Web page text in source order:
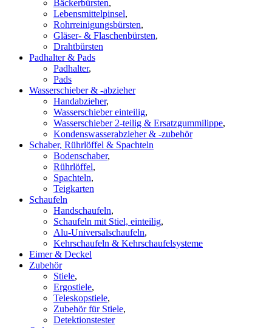
Bäckerbürsten,
Lebensmittelpinsel,
Rohrreinigungsbürsten,
Gläser- & Flaschenbürsten,
Drahtbürsten
Padhalter & Pads
Padhalter,
Pads
Wasserschieber & -abzieher
Handabzieher,
Wasserschieber einteilig,
Wasserschieber 2-teilig & Ersatzgummilippe,
Kondenswasserabzieher & -zubehör
Schaber, Rührlöffel & Spachteln
Bodenschaber,
Rührlöffel,
Spachteln,
Teigkarten
Schaufeln
Handschaufeln,
Schaufeln mit Stiel, einteilig,
Alu-Universalschaufeln,
Kehrschaufeln & Kehrschaufelsysteme
Eimer & Deckel
Zubehör
Stiele,
Ergostiele,
Teleskopstiele,
Zubehör für Stiele,
Detektionstester